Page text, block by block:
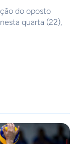
do oposto
quarta (22),